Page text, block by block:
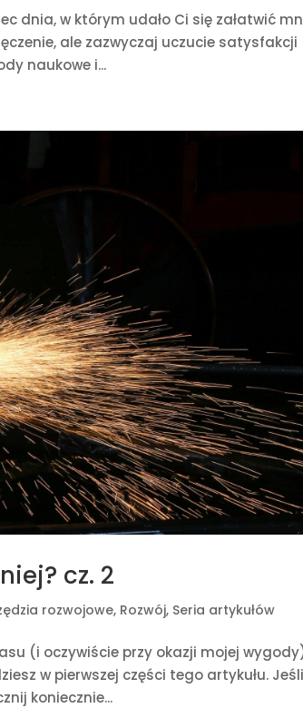
dnia, w którym udało Ci się załatwić
ale zazwyczaj uczucie satysfakcji
naukowe i...
cz. 2
rozwojowe, Rozwój, Seria artykułów
(i oczywiście przy okazji mojej
w pierwszej części tego artykułu.
koniecznie...